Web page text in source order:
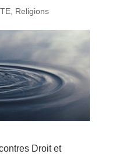
, Religions
Droit et